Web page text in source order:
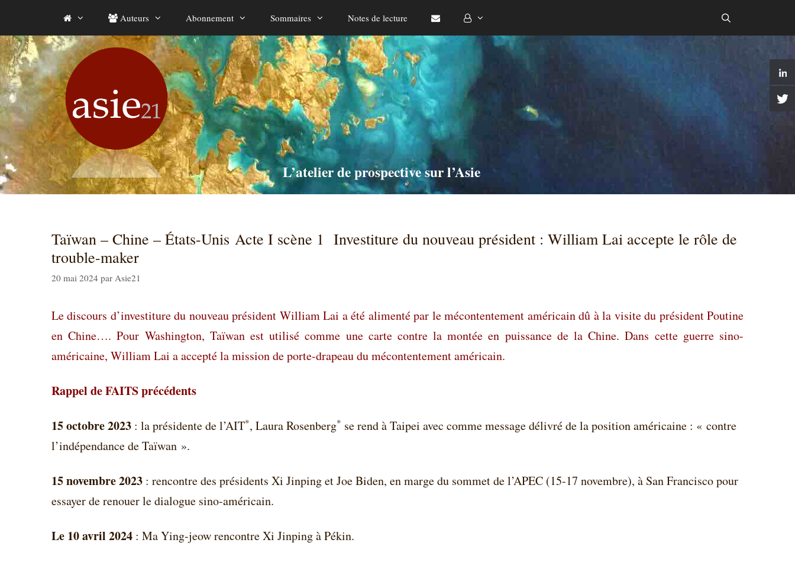
contenu
Auteurs Abonnement Sommaires Notes de lecture
L’atelier de prospective sur l’Asie
Taïwan – Chine – États-Unis Acte I scène 1 Investiture du nouveau président : William Lai accepte le rôle de
trouble-maker
20 mai 2024 par Asie21
Le discours d’investiture du nouveau président William Lai a été alimenté par le mécontentement américain dû à la visite du président Poutine
en Chine…. Pour Washington, Taïwan est utilisé comme une carte contre la montée en puissance de la Chine. Dans cette guerre sino-
américaine, William Lai a accepté la mission de porte-drapeau du mécontentement américain.
Rappel de FAITS précédents
15 octobre 2023 : la présidente de l’AIT*, Laura Rosenberg* se rend à Taipei avec comme message délivré de la position américaine : « contre
l’indépendance de Taïwan ».
15 novembre 2023 : rencontre des présidents Xi Jinping et Joe Biden, en marge du sommet de l’APEC (15-17 novembre), à San Francisco pour
essayer de renouer le dialogue sino-américain.
Le 10 avril 2024 : Ma Ying-jeow rencontre Xi Jinping à Pékin.